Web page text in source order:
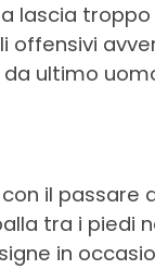
lascia troppo
offensivi
ultimo
il passare
tra i piedi
in